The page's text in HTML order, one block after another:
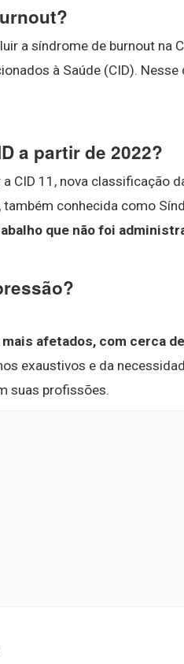
a síndrome de burnout na
à Saúde (CID).
a partir de 2022?
CID 11, nova classificação
conhecida como
que não foi
afetados, com cerca
exaustivos e da
suas profissões.